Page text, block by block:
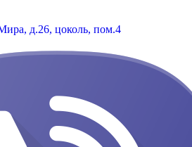
д.26, цоколь, пом.4